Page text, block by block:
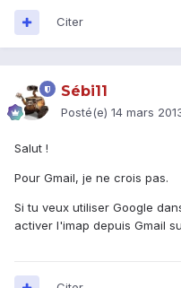
Citer
Sébi11
Posté(e) 14 mars
Salut !
Pour Gmail, je ne crois pas.
Si tu veux utiliser Google
activer l'imap depuis Gmail